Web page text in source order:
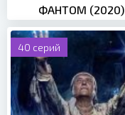
ФАНТОМ (2020)
40 серий